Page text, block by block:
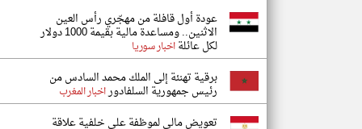
عودة أول قافلة من مهجّري رأس العين
الاثنين.. ومساعدة مالية بقيمة 1000 دولار
لكل عائلةاخبار سوريا
برقية تهنئة إلى الملك محمد السادس من
رئيس جمهورية السلفادوراخبار المغرب
تعويض مالي لموظفة على خلفية علاقة